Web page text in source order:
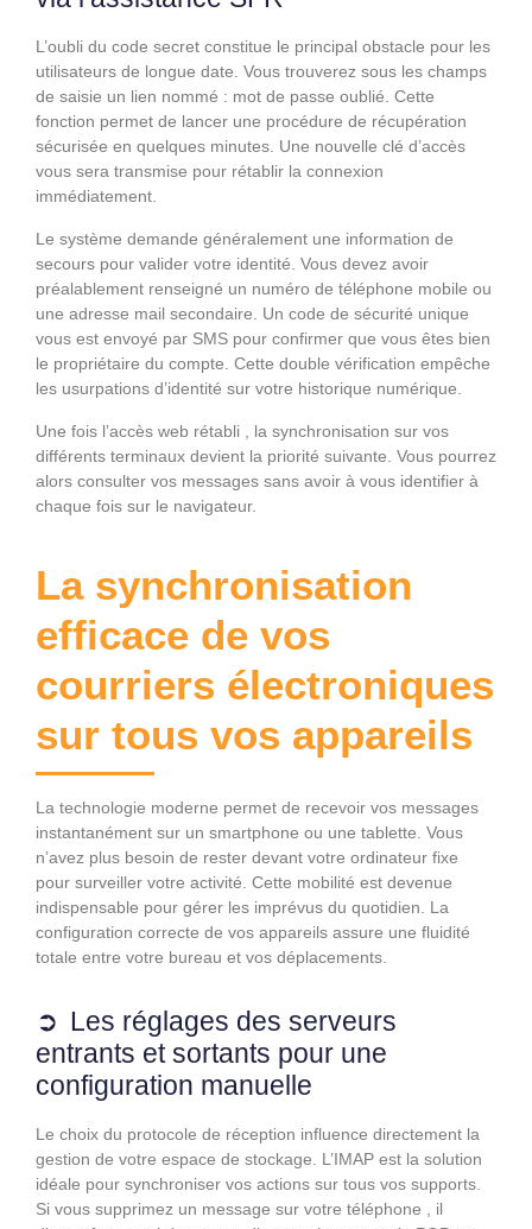
L’oubli du code secret constitue le principal obstacle pour les
utilisateurs de longue date. Vous trouverez sous les champs
de saisie un lien nommé : mot de passe oublié. Cette
fonction permet de lancer une procédure de récupération
sécurisée en quelques minutes. Une nouvelle clé d’accès
vous sera transmise pour rétablir la connexion
immédiatement.
Le système demande généralement une information de
secours pour valider votre identité. Vous devez avoir
préalablement renseigné un numéro de téléphone mobile ou
une adresse mail secondaire. Un code de sécurité unique
vous est envoyé par SMS pour confirmer que vous êtes bien
le propriétaire du compte. Cette double vérification empêche
les usurpations d’identité sur votre historique numérique.
Une fois l’accès web rétabli , la synchronisation sur vos
différents terminaux devient la priorité suivante. Vous pourrez
alors consulter vos messages sans avoir à vous identifier à
chaque fois sur le navigateur.
La synchronisation
efficace de vos
courriers électroniques
sur tous vos appareils
La technologie moderne permet de recevoir vos messages
instantanément sur un smartphone ou une tablette. Vous
n’avez plus besoin de rester devant votre ordinateur fixe
pour surveiller votre activité. Cette mobilité est devenue
indispensable pour gérer les imprévus du quotidien. La
configuration correcte de vos appareils assure une fluidité
totale entre votre bureau et vos déplacements.
Les réglages des serveurs
entrants et sortants pour une
configuration manuelle
Le choix du protocole de réception influence directement la
gestion de votre espace de stockage. L’IMAP est la solution
idéale pour synchroniser vos actions sur tous vos supports.
Si vous supprimez un message sur votre téléphone , il